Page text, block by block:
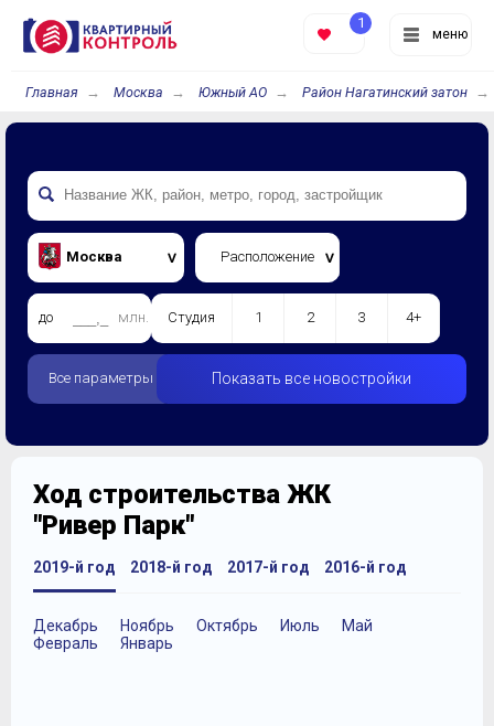
меню
1
Главная Москва Южный АО Район Нагатинский затон
Москва Расположение
до млн. Студия 1 2 3 4+
Все параметры Показать все новостройки
Ход строительства ЖК
"Ривер Парк"
2019-й год
Декабрь Ноябрь Октябрь Июль
Май
Февраль
Январь
2018-й год 2017-й год 2016-й год